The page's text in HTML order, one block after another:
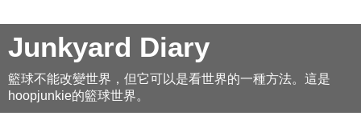
Junkyard Diary
籃球不能改變世界，但它可以是看世界的一種方法。這是
hoopjunkie的籃球世界。